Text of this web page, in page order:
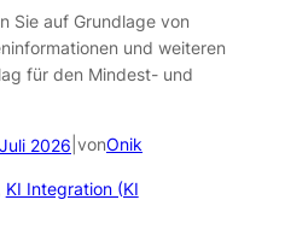
Sie auf Grundlage von
und weiteren
für den Mindest- und
2026 vonOnik
KI Integration (KI